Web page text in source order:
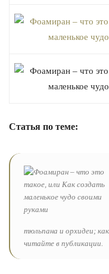
Статья по теме:
тюльпана и орхидеи;
читайте в публикации.